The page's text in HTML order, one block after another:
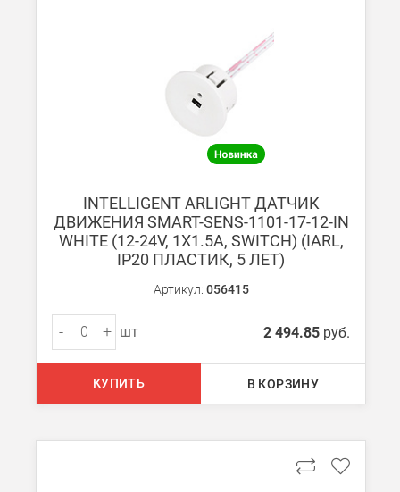
INTELLIGENT ARLIGHT ДАТЧИК
ДВИЖЕНИЯ SMART-SENS-1101-17-12-IN
WHITE (12-24V, 1X1.5A, SWITCH) (IARL,
IP20 ПЛАСТИК, 5 ЛЕТ)
Артикул: 056415
- + шт 2 494.85 руб.
КУПИТЬ В КОРЗИНУ